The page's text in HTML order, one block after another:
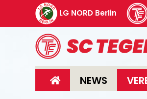
LG NORD Berlin
NEWS